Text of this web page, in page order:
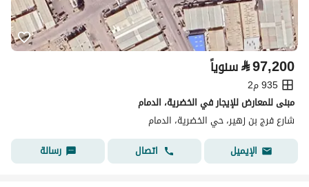
⃁97,200 سنوياً
935 م2
مبنى للمعارض للإيجار في الخضرية، الدمام
شارع فرج بن زهير، حي الخضرية، الدمام
الإيميل
اتصال رسالة